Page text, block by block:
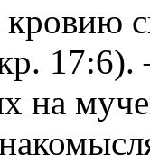
17:6).
на